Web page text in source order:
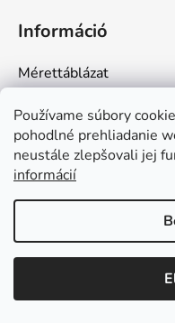
Používame súbory
pohodlné prehliadanie
neustále zlepšovali jej
informácií
augusztus 24-én
fel.
é
Információ
Mérettáblázat
Adatvédelmi feltételek
Az áru elérhetősége és
Áru visszaküldése és
Nagykereskedelmi
Gyakran Ismételt